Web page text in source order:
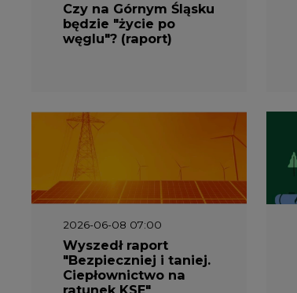
Czy na Górnym Śląsku
będzie "życie po
węglu"? (raport)
2026-06-08 07:00
Wyszedł raport
"Bezpieczniej i taniej.
Ciepłownictwo na
ratunek KSE"